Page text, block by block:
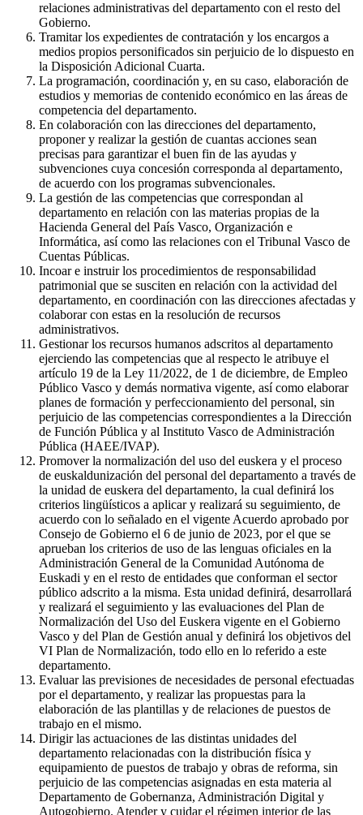
relaciones administrativas del departamento con el resto del
Gobierno.
Tramitar los expedientes de contratación y los encargos a
medios propios personificados sin perjuicio de lo dispuesto en
la Disposición Adicional Cuarta.
La programación, coordinación y, en su caso, elaboración de
estudios y memorias de contenido económico en las áreas de
competencia del departamento.
En colaboración con las direcciones del departamento,
proponer y realizar la gestión de cuantas acciones sean
precisas para garantizar el buen fin de las ayudas y
subvenciones cuya concesión corresponda al departamento,
de acuerdo con los programas subvencionales.
La gestión de las competencias que correspondan al
departamento en relación con las materias propias de la
Hacienda General del País Vasco, Organización e
Informática, así como las relaciones con el Tribunal Vasco de
Cuentas Públicas.
Incoar e instruir los procedimientos de responsabilidad
patrimonial que se susciten en relación con la actividad del
departamento, en coordinación con las direcciones afectadas y
colaborar con estas en la resolución de recursos
administrativos.
Gestionar los recursos humanos adscritos al departamento
ejerciendo las competencias que al respecto le atribuye el
artículo 19 de la Ley 11/2022, de 1 de diciembre, de Empleo
Público Vasco y demás normativa vigente, así como elaborar
planes de formación y perfeccionamiento del personal, sin
perjuicio de las competencias correspondientes a la Dirección
de Función Pública y al Instituto Vasco de Administración
Pública (HAEE/IVAP).
Promover la normalización del uso del euskera y el proceso
de euskaldunización del personal del departamento a través de
la unidad de euskera del departamento, la cual definirá los
criterios lingüísticos a aplicar y realizará su seguimiento, de
acuerdo con lo señalado en el vigente Acuerdo aprobado por
Consejo de Gobierno el 6 de junio de 2023, por el que se
aprueban los criterios de uso de las lenguas oficiales en la
Administración General de la Comunidad Autónoma de
Euskadi y en el resto de entidades que conforman el sector
público adscrito a la misma. Esta unidad definirá, desarrollará
y realizará el seguimiento y las evaluaciones del Plan de
Normalización del Uso del Euskera vigente en el Gobierno
Vasco y del Plan de Gestión anual y definirá los objetivos del
VI Plan de Normalización, todo ello en lo referido a este
departamento.
Evaluar las previsiones de necesidades de personal efectuadas
por el departamento, y realizar las propuestas para la
elaboración de las plantillas y de relaciones de puestos de
trabajo en el mismo.
Dirigir las actuaciones de las distintas unidades del
departamento relacionadas con la distribución física y
equipamiento de puestos de trabajo y obras de reforma, sin
perjuicio de las competencias asignadas en esta materia al
Departamento de Gobernanza, Administración Digital y
Autogobierno. Atender y cuidar el régimen interior de las